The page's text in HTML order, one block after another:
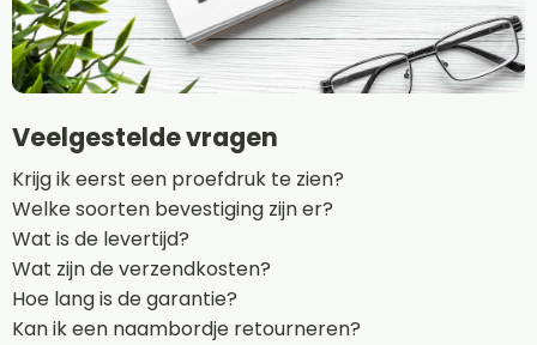
Veelgestelde vragen
Krijg ik eerst een proefdruk te zien?
Welke soorten bevestiging zijn er?
Wat is de levertijd?
Wat zijn de verzendkosten?
Hoe lang is de garantie?
Kan ik een naambordje retourneren?